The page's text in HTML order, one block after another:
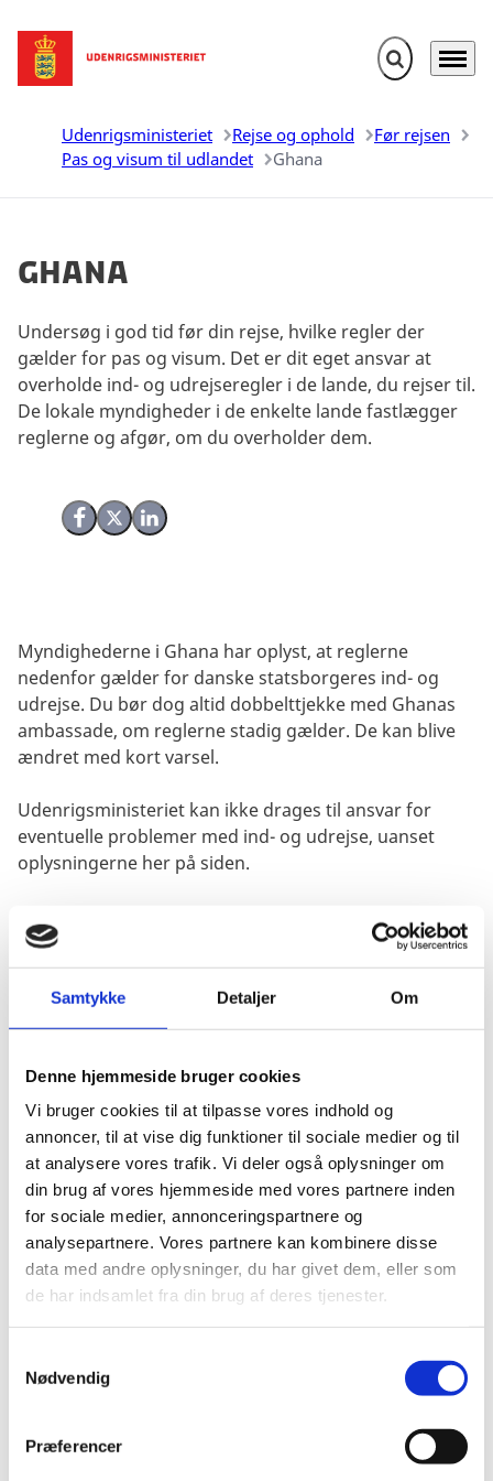
Samtykke Detaljer Om
Denne hjemmeside bruger cookies
Vi bruger cookies til at tilpasse vores indhold og
annoncer, til at vise dig funktioner til sociale medier og til
at analysere vores trafik. Vi deler også oplysninger om
din brug af vores hjemmeside med vores partnere inden
for sociale medier, annonceringspartnere og
analysepartnere. Vores partnere kan kombinere disse
data med andre oplysninger, du har givet dem, eller som
de har indsamlet fra din brug af deres tjenester.
Nødvendig
Præferencer
Gå til forsiden Fold søgefelt
Menu
Udenrigsministeriet Rejse og ophold
Før rejsen
Pas og visum til udlandet
Ghana
Ghana
Del på Facebook
Del på X (Twitter)
Del på LinkedIn
Undersøg i god tid før din rejse, hvilke regler der
gælder for pas og visum. Det er dit eget ansvar at
overholde ind- og udrejseregler i de lande, du rejser til.
De lokale myndigheder i de enkelte lande fastlægger
reglerne og afgør, om du overholder dem.
Myndighederne i Ghana har oplyst, at reglerne
nedenfor gælder for danske statsborgeres ind- og
udrejse. Du bør dog altid dobbelttjekke med Ghanas
ambassade, om reglerne stadig gælder. De kan blive
ændret med kort varsel.
Udenrigsministeriet kan ikke drages til ansvar for
eventuelle problemer med ind- og udrejse, uanset
oplysningerne her på siden.
Visum
Visumpligt (ophold i maks. 3 måneder). Visum skal
Pas
Pas skal være gyldigt 6 måneder ud over opholdets
varighed.
Danske forlængede pas anerkendes ved ind- og
udrejse.
Danske nødpas (provisoriske pas) anerkendes ved
ind- og udrejse.
EU-nødpas anerkendes ved ind- og udrejse.
rejsen anerkender et dansk nødpas eller et EU-
Visse viseringer og stempler i dit pas kan medføre,